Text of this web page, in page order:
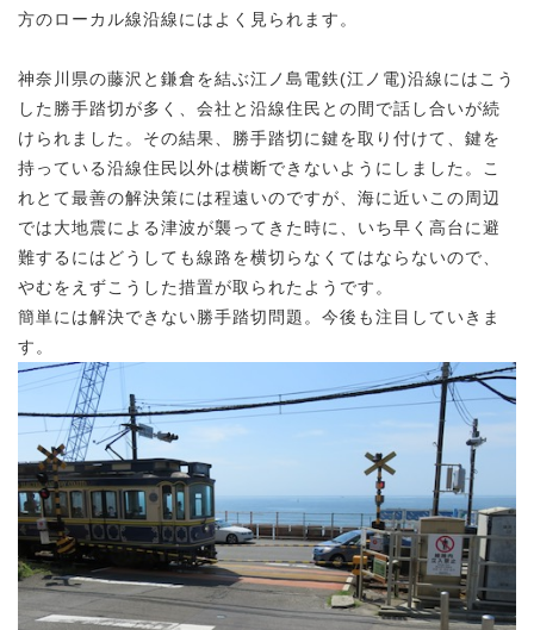
方のローカル線沿線にはよく見られます。
神奈川県の藤沢と鎌倉を結ぶ江ノ島電鉄(江ノ電)沿線にはこう
した勝手踏切が多く、会社と沿線住民との間で話し合いが続
けられました。その結果、勝手踏切に鍵を取り付けて、鍵を
持っている沿線住民以外は横断できないようにしました。こ
れとて最善の解決策には程遠いのですが、海に近いこの周辺
では大地震による津波が襲ってきた時に、いち早く高台に避
難するにはどうしても線路を横切らなくてはならないので、
やむをえずこうした措置が取られたようです。
簡単には解決できない勝手踏切問題。今後も注目していきま
す。